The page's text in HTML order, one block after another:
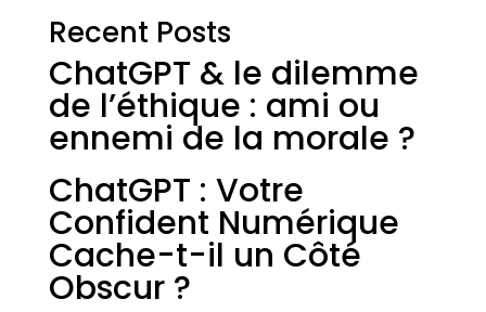
Recent Posts
ChatGPT & le dilemme
de l’éthique : ami ou
ennemi de la morale ?
ChatGPT : Votre
Confident Numérique
Cache-t-il un Côté
Obscur ?